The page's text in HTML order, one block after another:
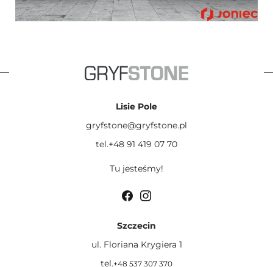
Lisie Pole
gryfstone@gryfstone.pl
tel.+48 91 419 07 70
Tu jesteśmy!
Szczecin
ul. Floriana Krygiera 1
tel.+48 537 307 370